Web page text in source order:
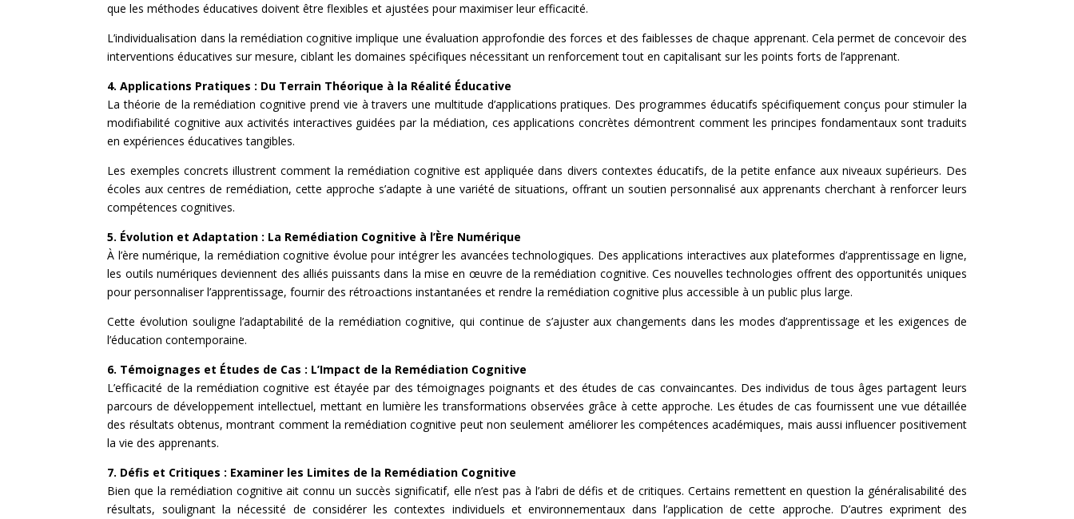
que les méthodes éducatives doivent être flexibles et ajustées pour maximiser leur efficacité.
L’individualisation dans la remédiation cognitive implique une évaluation approfondie des forces et des faiblesses de chaque apprenant. Cela permet de concevoir des
interventions éducatives sur mesure, ciblant les domaines spécifiques nécessitant un renforcement tout en capitalisant sur les points forts de l’apprenant.
4. Applications Pratiques : Du Terrain Théorique à la Réalité Éducative
La théorie de la remédiation cognitive prend vie à travers une multitude d’applications pratiques. Des programmes éducatifs spécifiquement conçus pour stimuler la
modifiabilité cognitive aux activités interactives guidées par la médiation, ces applications concrètes démontrent comment les principes fondamentaux sont traduits
en expériences éducatives tangibles.
Les exemples concrets illustrent comment la remédiation cognitive est appliquée dans divers contextes éducatifs, de la petite enfance aux niveaux supérieurs. Des
écoles aux centres de remédiation, cette approche s’adapte à une variété de situations, offrant un soutien personnalisé aux apprenants cherchant à renforcer leurs
compétences cognitives.
5. Évolution et Adaptation : La Remédiation Cognitive à l’Ère Numérique
À l’ère numérique, la remédiation cognitive évolue pour intégrer les avancées technologiques. Des applications interactives aux plateformes d’apprentissage en ligne,
les outils numériques deviennent des alliés puissants dans la mise en œuvre de la remédiation cognitive. Ces nouvelles technologies offrent des opportunités uniques
pour personnaliser l’apprentissage, fournir des rétroactions instantanées et rendre la remédiation cognitive plus accessible à un public plus large.
Cette évolution souligne l’adaptabilité de la remédiation cognitive, qui continue de s’ajuster aux changements dans les modes d’apprentissage et les exigences de
l’éducation contemporaine.
6. Témoignages et Études de Cas : L’Impact de la Remédiation Cognitive
L’efficacité de la remédiation cognitive est étayée par des témoignages poignants et des études de cas convaincantes. Des individus de tous âges partagent leurs
parcours de développement intellectuel, mettant en lumière les transformations observées grâce à cette approche. Les études de cas fournissent une vue détaillée
des résultats obtenus, montrant comment la remédiation cognitive peut non seulement améliorer les compétences académiques, mais aussi influencer positivement
la vie des apprenants.
7. Défis et Critiques : Examiner les Limites de la Remédiation Cognitive
Bien que la remédiation cognitive ait connu un succès significatif, elle n’est pas à l’abri de défis et de critiques. Certains remettent en question la généralisabilité des
résultats, soulignant la nécessité de considérer les contextes individuels et environnementaux dans l’application de cette approche. D’autres expriment des